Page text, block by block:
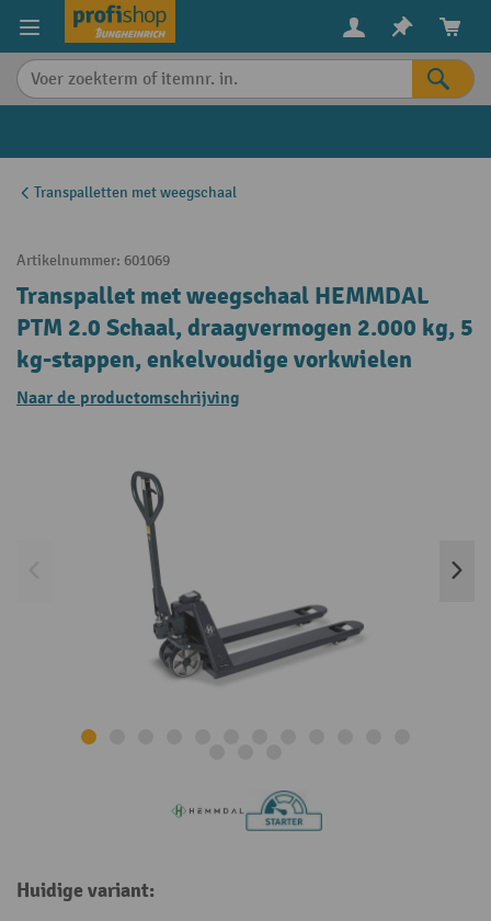
content
Transpalletten met weegschaal
Artikelnummer: 601069
Transpallet met weegschaal HEMMDAL
PTM 2.0 Schaal, draagvermogen 2.000 kg, 5
kg-stappen, enkelvoudige vorkwielen
Naar de productomschrijving
Huidige variant: